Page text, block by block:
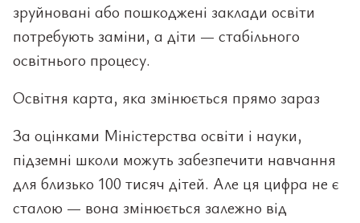
зруйновані або пошкоджені заклади освіти
потребують заміни, а діти — стабільного
освітнього процесу.
Освітня карта, яка змінюється прямо зараз
За оцінками Міністерства освіти і науки,
підземні школи можуть забезпечити навчання
для близько 100 тисяч дітей. Але ця цифра не є
сталою — вона змінюється залежно від